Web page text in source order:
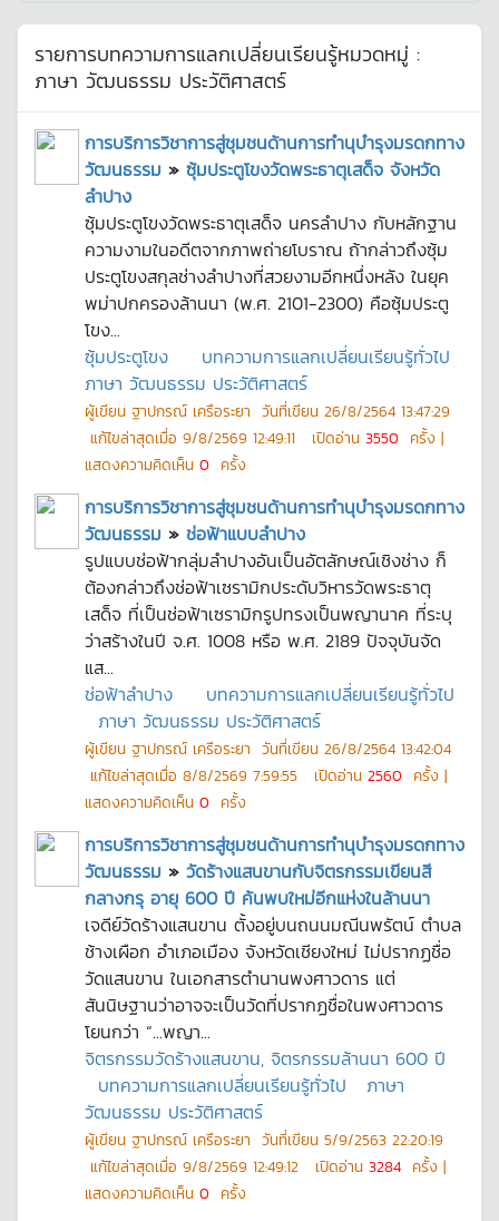
รายการบทความการแลกเปลี่ยนเรียนรู้หมวดหมู่ :
ภาษา วัฒนธรรม ประวัติศาสตร์
การบริการวิชาการสู่ชุมชนด้านการทำนุบำรุงมรดกทาง
วัฒนธรรม » ซุ้มประตูโขงวัดพระธาตุเสด็จ จังหวัด
ลำปาง
ซุ้มประตูโขงวัดพระธาตุเสด็จ นครลำปาง กับหลักฐาน
ความงามในอดีตจากภาพถ่ายโบราณ ถ้ากล่าวถึงซุ้ม
ประตูโขงสกุลช่างลำปางที่สวยงามอีกหนึ่งหลัง ในยุค
พม่าปกครองล้านนา (พ.ศ. 2101-2300) คือซุ้มประตู
โขง...
ซุ้มประตูโขง
บทความการแลกเปลี่ยนเรียนรู้ทั่วไป
ภาษา วัฒนธรรม ประวัติศาสตร์
ผู้เขียน ฐาปกรณ์ เครือระยา วันที่เขียน 26/8/2564 13:47:29
แก้ไขล่าสุดเมื่อ 9/8/2569 12:49:11 เปิดอ่าน 3550 ครั้ง |
แสดงความคิดเห็น 0 ครั้ง
การบริการวิชาการสู่ชุมชนด้านการทำนุบำรุงมรดกทาง
วัฒนธรรม » ช่อฟ้าแบบลำปาง
รูปแบบช่อฟ้ากลุ่มลำปางอันเป็นอัตลักษณ์เชิงช่าง ก็
ต้องกล่าวถึงช่อฟ้าเซรามิกประดับวิหารวัดพระธาตุ
เสด็จ ที่เป็นช่อฟ้าเซรามิกรูปทรงเป็นพญานาค ที่ระบุ
ว่าสร้างในปี จ.ศ. 1008 หรือ พ.ศ. 2189 ปัจจุบันจัด
แส...
ช่อฟ้าลำปาง
บทความการแลกเปลี่ยนเรียนรู้ทั่วไป
ภาษา วัฒนธรรม ประวัติศาสตร์
ผู้เขียน ฐาปกรณ์ เครือระยา วันที่เขียน 26/8/2564 13:42:04
แก้ไขล่าสุดเมื่อ 8/8/2569 7:59:55 เปิดอ่าน 2560 ครั้ง |
แสดงความคิดเห็น 0 ครั้ง
การบริการวิชาการสู่ชุมชนด้านการทำนุบำรุงมรดกทาง
วัฒนธรรม » วัดร้างแสนขานกับจิตรกรรมเขียนสี
กลางกรุ อายุ 600 ปี ค้นพบใหม่อีกแห่งในล้านนา
เจดีย์วัดร้างแสนขาน ตั้งอยู่บนถนนมณีนพรัตน์ ตำบล
ช้างเผือก อำเภอเมือง จังหวัดเชียงใหม่ ไม่ปรากฏชื่อ
วัดแสนขาน ในเอกสารตำนานพงศาวดาร แต่
สันนิษฐานว่าอาจจะเป็นวัดที่ปรากฏชื่อในพงศาวดาร
โยนกว่า “...พญา...
จิตรกรรมวัดร้างแสนขาน, จิตรกรรมล้านนา 600 ปี
บทความการแลกเปลี่ยนเรียนรู้ทั่วไป
ภาษา
วัฒนธรรม ประวัติศาสตร์
ผู้เขียน ฐาปกรณ์ เครือระยา วันที่เขียน 5/9/2563 22:20:19
แก้ไขล่าสุดเมื่อ 9/8/2569 12:49:12 เปิดอ่าน 3284 ครั้ง |
แสดงความคิดเห็น 0 ครั้ง